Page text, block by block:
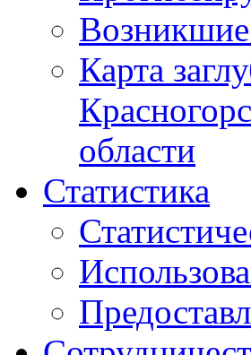
Карта
области
Статистика